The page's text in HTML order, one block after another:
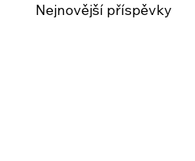
Nejnovější příspěvky